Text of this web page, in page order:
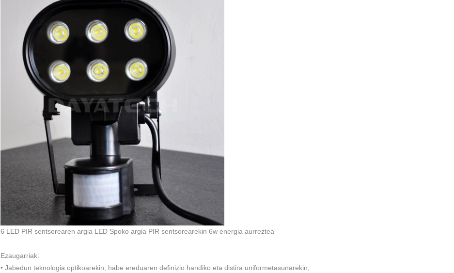
6 LED PIR sentsorearen argia LED Spoko argia PIR sentsorearekin 6w energia aurreztea
Ezaugarriak:
• Jabedun teknologia optikoarekin, habe ereduaren definizio handiko eta distira uniformetasunarekin;